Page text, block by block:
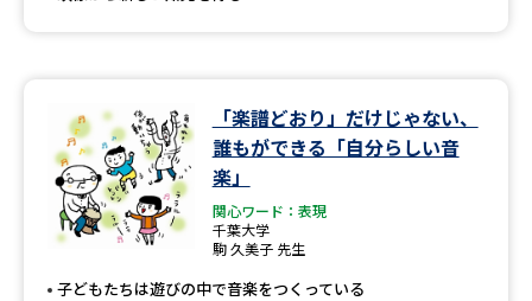
「楽譜どおり」だけじゃない、
誰もができる「自分らしい音
楽」
関心ワード：表現
千葉大学
駒 久美子 先生
子どもたちは遊びの中で音楽をつくっている